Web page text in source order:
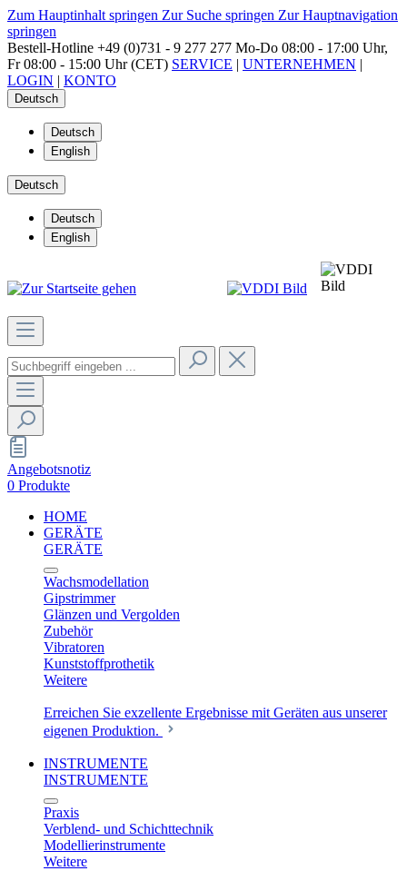
Zum Hauptinhalt springen Zur Suche springen Zur Hauptnavigation
springen
Bestell-Hotline +49 (0)731 - 9 277 277 Mo-Do 08:00 - 17:00 Uhr,
Fr 08:00 - 15:00 Uhr (CET) SERVICE | UNTERNEHMEN |
LOGIN | KONTO
Deutsch
Deutsch
English
Deutsch
Deutsch
English
Angebotsnotiz
0 Produkte
HOME
GERÄTE
GERÄTE
Wachsmodellation
Gipstrimmer
Glänzen und Vergolden
Zubehör
Vibratoren
Kunststoffprothetik
Weitere
Erreichen Sie exzellente Ergebnisse mit Geräten aus unserer
eigenen Produktion.
INSTRUMENTE
INSTRUMENTE
Praxis
Verblend- und Schichttechnik
Modellierinstrumente
Weitere